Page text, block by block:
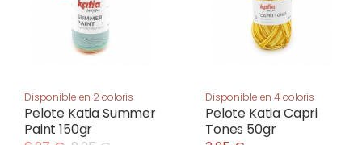
Disponible en 2 coloris
Pelote Katia Summer
Paint 150gr
Disponible en 4 coloris
Pelote Katia Capri
Tones 50gr